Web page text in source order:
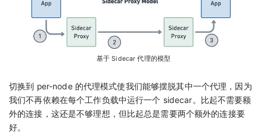
基于 Sidecar 代理的模型
切换到 per-node 的代理模式使我们能够摆脱其中一个代理，因为
我们不再依赖在每个工作负载中运行一个 sidecar。比起不需要额
外的连接，这还是不够理想，但比起总是需要两个额外的连接要
好。